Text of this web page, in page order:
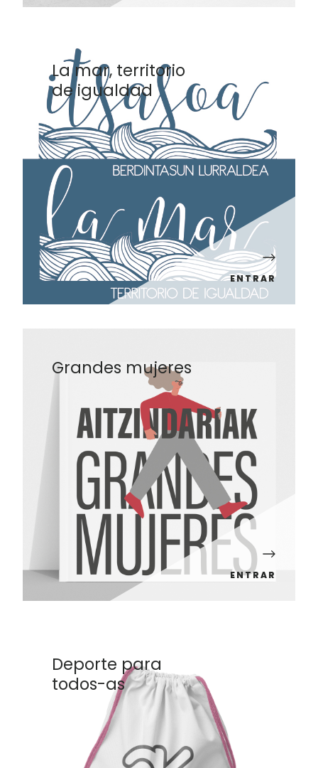
La mar, territorio
de igualdad
ENTRAR
Grandes mujeres
ENTRAR
Deporte para
todos-as